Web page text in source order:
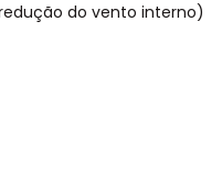
do vento interno)